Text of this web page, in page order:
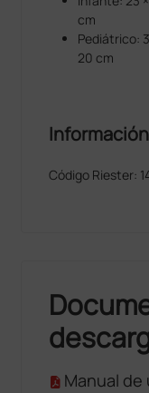
cm
Pediátrico:
20 cm
Código Riester:
Manual de